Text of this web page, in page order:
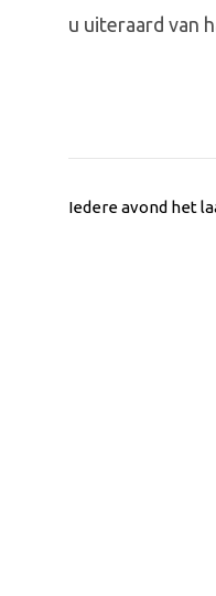
u uiteraard van
Iedere avond het